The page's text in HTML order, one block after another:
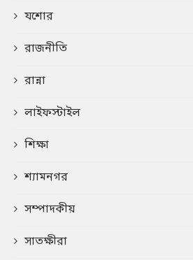
যশোর
রাজনীতি
রান্না
লাইফস্টাইল
শিক্ষা
শ্যামনগর
সম্পাদকীয়
সাতক্ষীরা